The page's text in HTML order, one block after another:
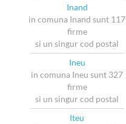
Inand
in comuna Inand sunt 117
firme
si un singur cod postal
Ineu
in comuna Ineu sunt 327
firme
si un singur cod postal
Iteu